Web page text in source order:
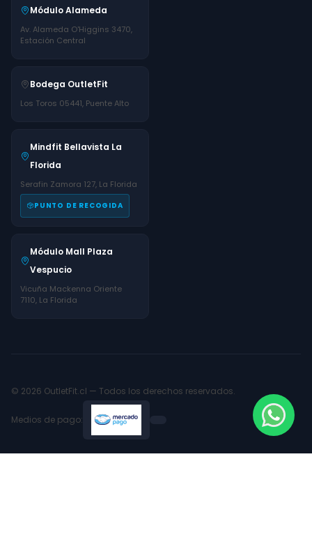
Módulo Alameda
Av. Alameda O'Higgins 3470,
Estación Central
Bodega OutletFit
Los Toros 05441, Puente Alto
Mindfit Bellavista La
Florida
Serafin Zamora 127, La Florida
PUNTO DE RECOGIDA
Módulo Mall Plaza
Vespucio
Vicuña Mackenna Oriente
7110, La Florida
© 2026 OutletFit.cl — Todos los derechos reservados.
Medios de pago: